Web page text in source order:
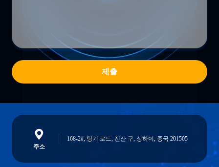
제출
주소
168-2#, 팅기 로드, 진산 구, 상하이, 중국 201505